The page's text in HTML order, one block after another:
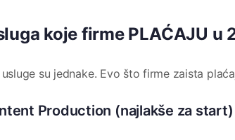
koje firme PLAĆAJU u
su jednake. Evo što firme zaista
Production (najlakše za start)